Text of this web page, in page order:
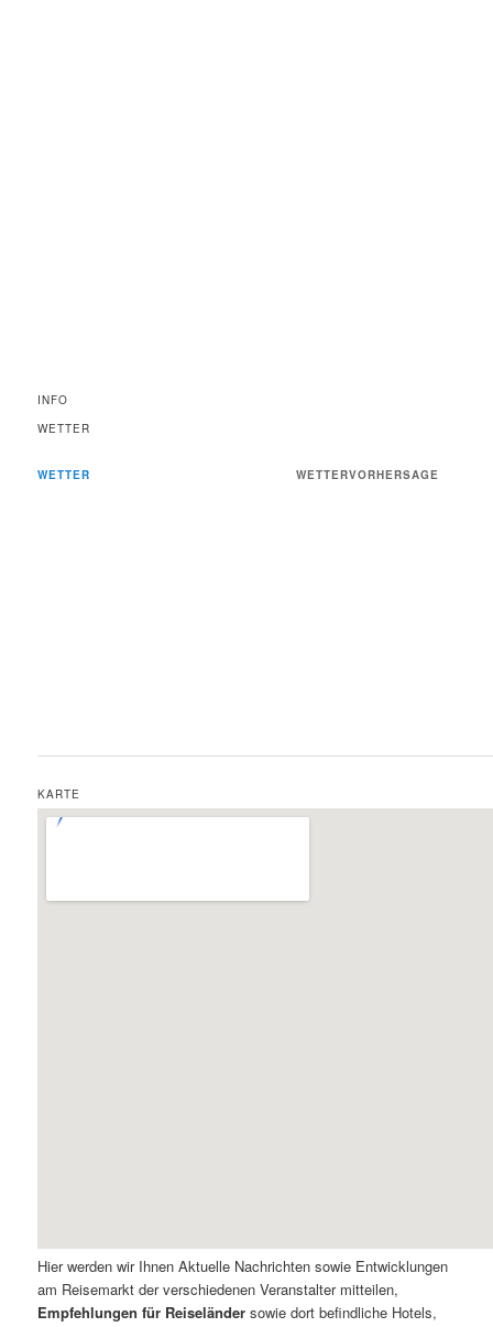
INFO
WETTER
WETTER WETTERVORHERSAGE
KARTE
Hier werden wir Ihnen Aktuelle Nachrichten sowie Entwicklungen
am Reisemarkt der verschiedenen Veranstalter mitteilen,
Empfehlungen für Reiseländer sowie dort befindliche Hotels,